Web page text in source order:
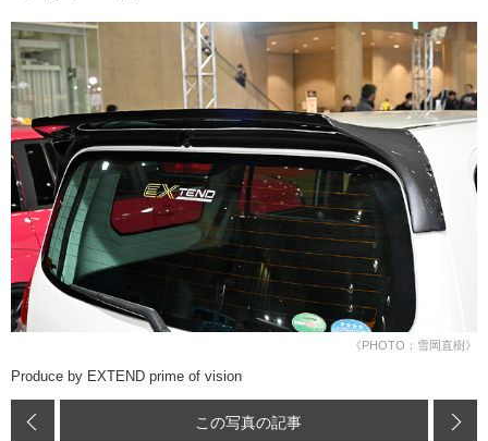
スクープ
《PHOTO：雪岡直樹》
Produce by EXTEND prime of vision
この写真の記事